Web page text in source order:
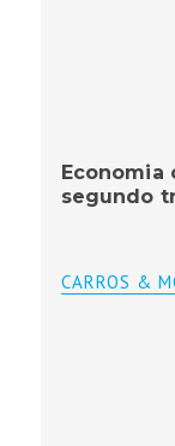
Economia
segundo
CARROS &